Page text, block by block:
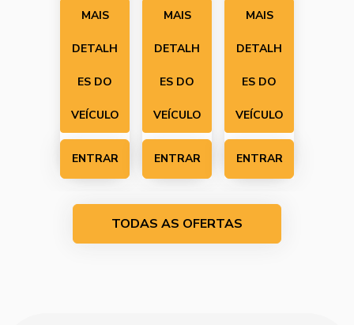
MAIS
DETALH
ES DO
VEÍCULO
ENTRAR
MAIS
DETALH
ES DO
VEÍCULO
ENTRAR
MAIS
DETALH
ES DO
VEÍCULO
ENTRAR
TODAS AS OFERTAS